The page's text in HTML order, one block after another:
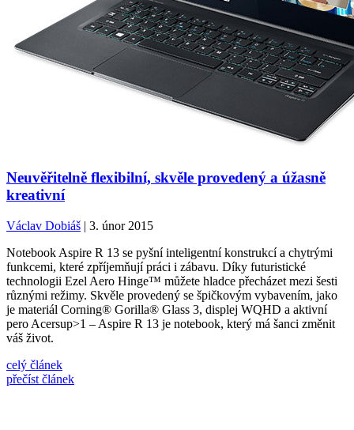
Neuvěřitelně flexibilní, skvěle provedený a úžasně
kreativní
Václav Dobiáš | 3. únor 2015
Notebook Aspire R 13 se pyšní inteligentní konstrukcí a chytrými
funkcemi, které zpříjemňují práci i zábavu. Díky futuristické
technologii Ezel Aero Hinge™ můžete hladce přecházet mezi šesti
různými režimy. Skvěle provedený se špičkovým vybavením, jako
je materiál Corning® Gorilla® Glass 3, displej WQHD a aktivní
pero Acersup>1 – Aspire R 13 je notebook, který má šanci změnit
váš život.
celý článek
přečíst článek